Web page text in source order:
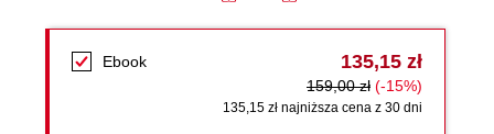
Ebook 135,15 zł
159,00 zł (-15%)
135,15 zł najniższa cena z 30 dni